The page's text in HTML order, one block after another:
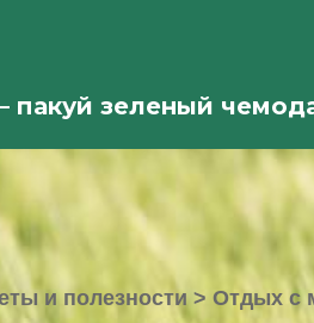
зеленый
и полезности> Отдых с